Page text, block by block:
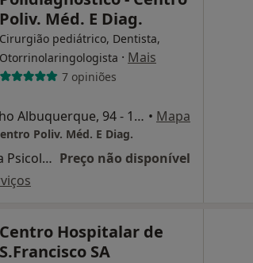
Poliv. Méd. E Diag.
Cirurgião pediátrico, Dentista,
Otorrinolaringologista · Mais
7 opiniões
Rua Cap. Mouzinho Albuquerque, 94 - 1º, Leiria • Mapa
Poliv. Méd. E Diag.
Primeira consulta Psicologia Preço não disponível
Centro Hospitalar de
S.Francisco SA